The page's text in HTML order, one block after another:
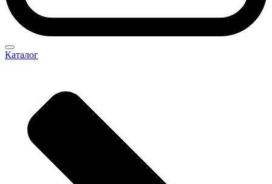
Каталог